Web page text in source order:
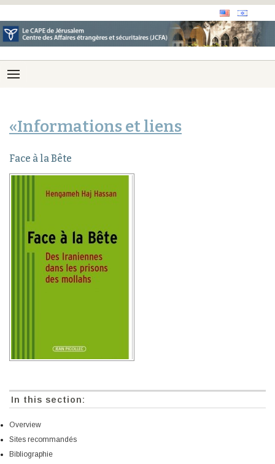
«Informations et liens
Face à la Bête
In this section:
Overview
Sites recommandés
Bibliographie